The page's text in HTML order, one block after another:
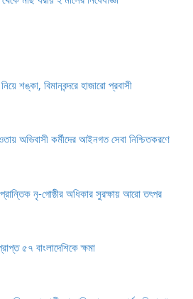
শঙ্কা, বিমানবন্দরে হাজারো প্রবাসী
অভিবাসী কর্মীদের আইনগত সেবা নিশ্চিতকরণে
নৃ-গোষ্ঠীর অধিকার সুরক্ষায় আরো তৎপর
৫৭ বাংলাদেশিকে ক্ষমা